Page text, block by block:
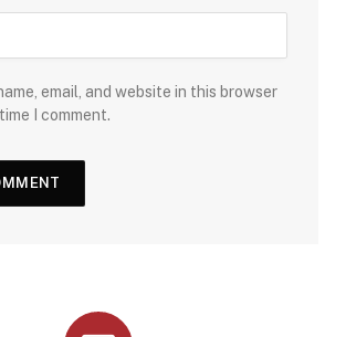
email, and website in this browser
I comment.